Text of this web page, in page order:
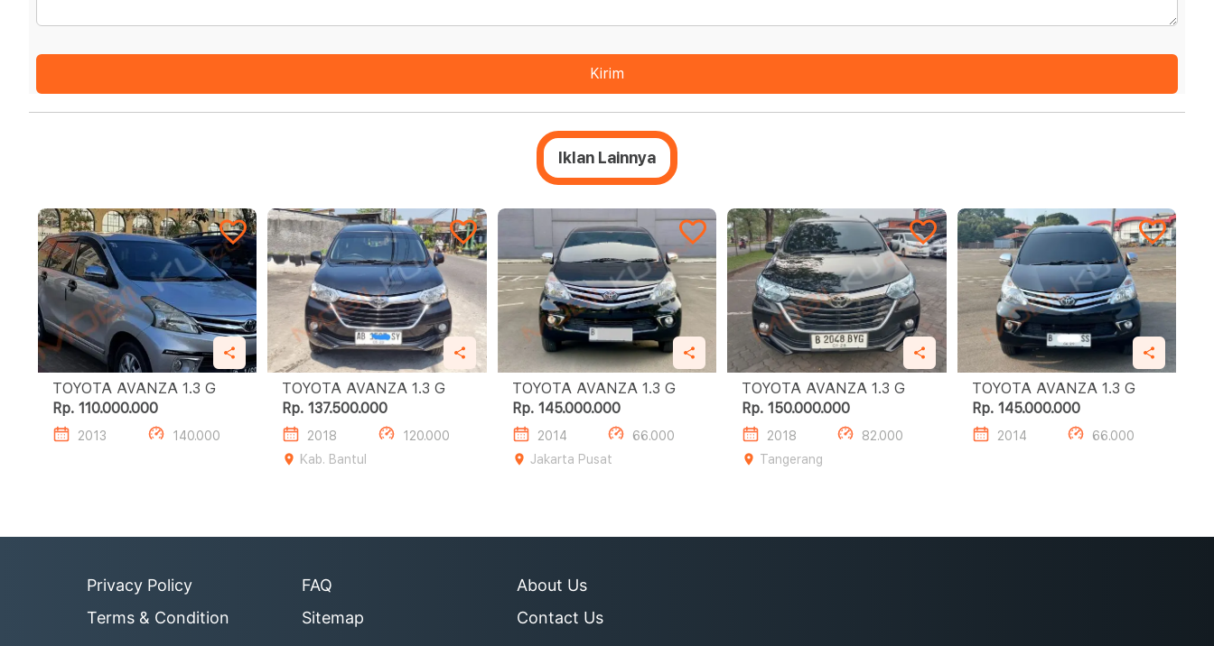
Kirim
Iklan Lainnya
TOYOTA AVANZA 1.3 G
Rp. 110.000.000
2013 140.000
TOYOTA AVANZA 1.3 G
Rp. 137.500.000
2018
120.000
Kab. Bantul
TOYOTA AVANZA 1.3 G
Rp. 145.000.000
2014
66.000
Jakarta Pusat
TOYOTA AVANZA 1.3 G
Rp. 150.000.000
2018
82.000
Tangerang
TOYOTA AVANZA 1.3 G
Rp. 145.000.000
2014 66.000
Privacy Policy
Terms & Condition
FAQ
Sitemap
About Us
Contact Us